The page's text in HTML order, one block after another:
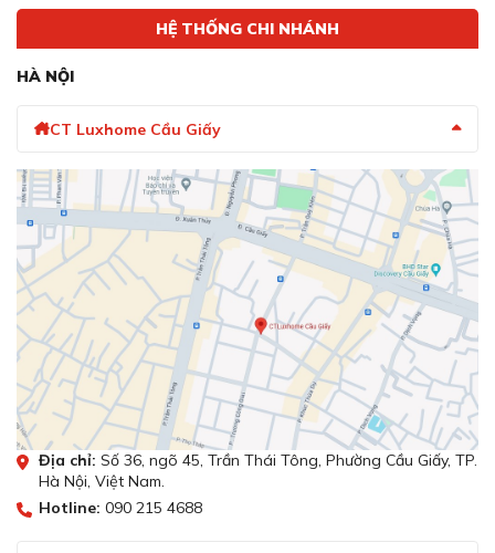
Sấy khô hoàn hảo với công nghệ sấy Zeolith
Máy rửa bát âm tủ SMU6ZCS00E serie 6 được Bosch
trang bị công nghệ sấy Zeolith sử dụng luồng khí nóng
3D sấy khô bát đĩa một cách đồng đều và cho hiệu quả
cao.
sẽ đạt độ khô ráo tối ưu và cũng giúp tiết kiệm điện hơn.
Sấy khô hoàn hảo với công nghệ sấy Zeolith
HỆ THỐNG CHI NHÁNH
HÀ NỘI
CT Luxhome Cầu Giấy
Địa chỉ: Số 36, ngõ 45, Trần Thái Tông, Phường Cầu Giấy, TP.
Hà Nội, Việt Nam.
Hotline: 090 215 4688